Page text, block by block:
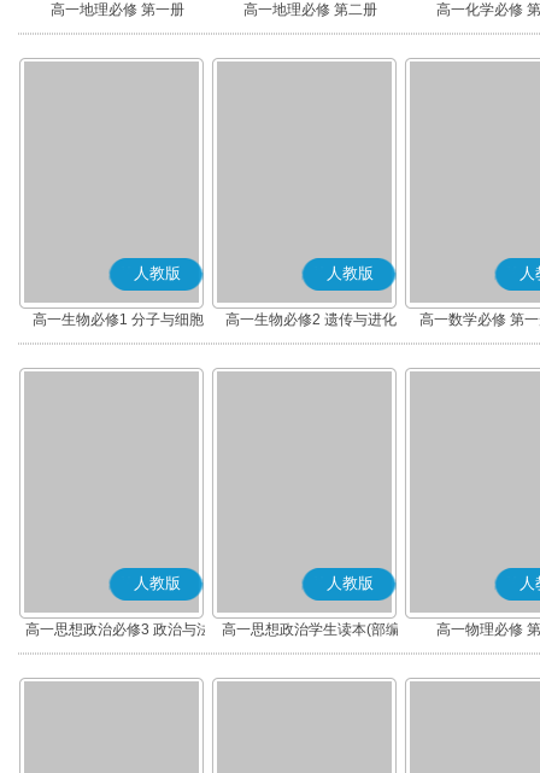
高一地理必修 第一册 高一地理必修 第二册 高一化学必修
人教版
高一生物必修1 分子与细胞
人教版
高一生物必修2 遗传与进化
人
高一数学必修 第
人教版
高一思想政治必修3 政治与法
治(部编版)
人教版
高一思想政治学生读本(部编
版)
人
高一物理必修